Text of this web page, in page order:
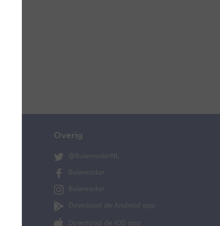
Overig
@BuienradarNL
Buienradar
Buienradar
Download de Android app
Download de iOS app